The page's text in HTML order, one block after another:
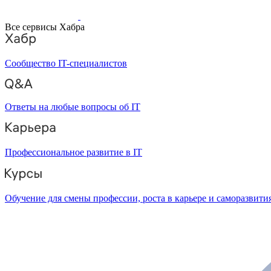
Все сервисы Хабра
Сообщество IT-специалистов
Ответы на любые вопросы об IT
Профессиональное развитие в IT
Обучение для смены профессии, роста в карьере и